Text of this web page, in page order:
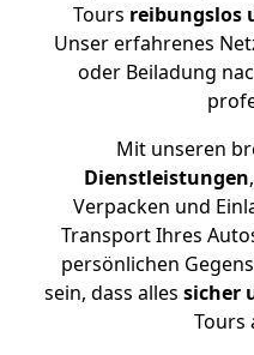
Tours reibungslos
Unser erfahrenes
oder Beiladung
Mit unseren
Dienstleistungen
Verpacken und
Transport Ihres
persönlichen
sein, dass alles sicher
Tours